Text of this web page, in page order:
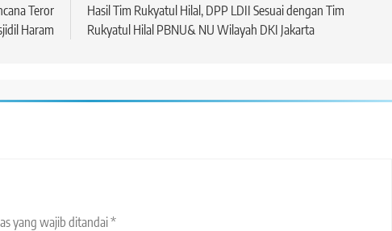
Teror
Haram
Hasil Tim Rukyatul Hilal, DPP LDII Sesuai dengan Tim
Rukyatul Hilal PBNU& NU Wilayah DKI Jakarta
yang wajib ditandai*